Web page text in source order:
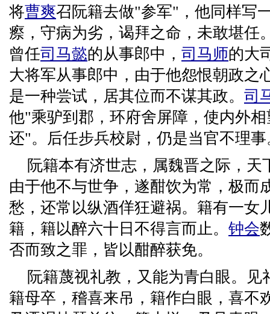
将曹爽召阮籍去做"参军"，他同样写
瘵，守病为劣，谒拜之命，未敢堪任
曾任司马懿的从事郎中， 司马师的大
大将军从事郎中，由于他怨恨朝政之
是一种尝试，居其位而不谋其政。 司
他"乘驴到郡，环府舍屏障，使内外
还"。后任步兵校尉，仍是当官不理事
阮籍本有济世志，属魏晋之际，
由于他不与世争，遂酣饮为常，极而
愁，还常以纵酒佯狂避祸。籍有一女
籍，籍以醉六十日不得言而止。 钟会
否而致之罪，皆以酣醉获免。
阮籍蔑视礼教，又能为青白眼。
籍母卒，稽喜来吊，籍作白眼，喜不